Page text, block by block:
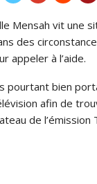
Mensah vit une
des
appeler à l’aide.
pourtant bien
afin de
de l’émission